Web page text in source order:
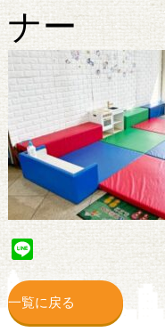
ナー
Line
一覧に戻る